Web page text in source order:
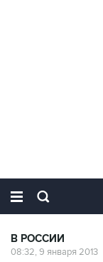
В РОССИИ
08:32, 9 января 2013